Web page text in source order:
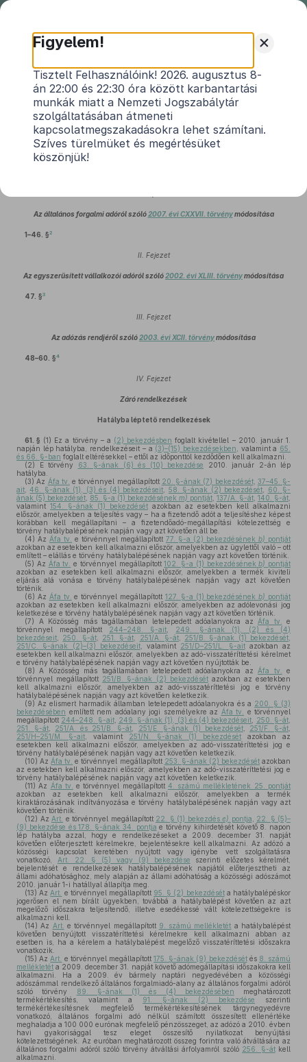
2009. évi CX. törvény
az európai közösségi jogharmonizációs
kötelezettségek teljesítését célzó egyes
adótörvények módosításáról
Hatályos: 2010. 01. 04. – 2016. 12. 31.
Az általános forgalmi adóról szóló2007. évi CXXVII. törvénymódosítása
1–46. §2
II. Fejezet
Az egyszerűsített vállalkozói adóról szóló2002. évi XLIII. törvénymódosítása
47. §3
III. Fejezet
Az adózás rendjéről szóló2003. évi XCII. törvénymódosítása
48–60. §4
IV. Fejezet
Záró rendelkezések
Hatályba léptető rendelkezések
61. § (1) Ez a törvény – a (2) bekezdésben foglalt kivétellel – 2010. január 1.
napján lép hatályba, rendelkezéseit – a (3)–(15) bekezdésekben , valamint a 65.
és 66. §-ban foglalt eltérésekkel – ettől az időponttól kezdődően kell alkalmazni.
(2) E törvény 63. §-ának (6) és (10) bekezdése 2010. január 2-án lép
hatályba.
(3) Az Áfa tv. e törvénnyel megállapított 20. §-ának (7) bekezdését, 37–45. §-
ait ,46. §-ának (1), (3) és (4) bekezdéseit 58. §-ának (2) bekezdését
60. §-
ának (5) bekezdését 85. §-a (1) bekezdésének m) pontját 137/A. §-át 140. §-át
valamint 154. §-ának (1) bekezdését azokban az esetekben kell alkalmazni
először, amelyekben a teljesítés vagy – ha a fizetendő adót a teljesítéshez képest
korábban kell megállapítani – a fizetendőadó-megállapítási kötelezettség e
törvény hatálybalépésének napján vagy azt követően áll be.
(4) Az Áfa tv. e törvénnyel megállapított 77. §-a (2) bekezdésének b) pontját
azokban az esetekben kell alkalmazni először, amelyekben az ügylettől való – ott
említett – elállás e törvény hatálybalépésének napján vagy azt követően történik.
(5) Az Áfa tv. e törvénnyel megállapított102. §-a (1) bekezdésénekb) pontját
azokban az esetekben kell alkalmazni először, amelyekben a termék kiviteli
eljárás alá vonása e törvény hatálybalépésének napján vagy azt követően
történik.
(6) Az Áfa tv. e törvénnyel megállapított 127. §-a (1) bekezdésénekb) pontját
azokban az esetekben kell alkalmazni először, amelyekben az adólevonási jog
keletkezése e törvény hatálybalépésének napján vagy azt követően történik.
(7) A Közösség más tagállamában letelepedett adóalanyokra az Áfa tv.
e
törvénnyel megállapított 244–248. §-ait
249. §-ának (1), (2) és (4)
bekezdéseit
250. §-át, 251. §-át 251/A. §-át, 251/B. §-ának (1) bekezdését
251/C. §-ának (2)–(3) bekezdéseit, valamint 251/D–251/L. §-aitazokban az
esetekben kell alkalmazni először, amelyekben az adó-visszatéríttetési kérelmet
e törvény hatálybalépésének napján vagy azt követően nyújtották be.
(8) A Közösség más tagállamában letelepedett adóalanyokra az Áfa tv.
e
törvénnyel megállapított 251/B. §-ának (2) bekezdésétazokban az esetekben
kell alkalmazni először, amelyekben az adó-visszatéríttetési jog e törvény
hatálybalépésének napján vagy azt követően keletkezik.
(9) Az elismert harmadik államban letelepedett adóalanyokra és a 200. § (3)
bekezdésében említett nem adóalany jogi személyekre az Áfa tv.
e törvénnyel
megállapított 244–248. §-ait, 249. §-ának (1), (3) és (4) bekezdéseit 250. §-át
251. §-át
251/A. és 251/B. §-át 251/E. §-ának (1) bekezdését, 251/F. §-át
251/H–251/M. §-ait , valamint 251/N. §-ának (1) bekezdését azokban az
esetekben kell alkalmazni először, amelyekben az adó-visszatéríttetési jog e
törvény hatálybalépésének napján vagy azt követően keletkezik.
(10) Az Áfa tv. e törvénnyel megállapított 253. §-ának (2) bekezdésétazokban
az esetekben kell alkalmazni először, amelyekben az adó-visszatéríttetési jog e
törvény hatálybalépésének napján vagy azt követően keletkezik.
(11) Az Áfa tv. e törvénnyel megállapított 4. számú mellékletének 25. pontját
azokban az esetekben kell alkalmazni először, amelyekben a termék
kiraktározásának indítványozása e törvény hatálybalépésének napján vagy azt
követően történik.
(12) Az Art. e törvénnyel megállapított 22. § (1) bekezdés e) pontja
22. § (5)–
(9) bekezdése és 178. §-ának 34. pontja e törvény kihirdetését követő 8. napon
lép hatályba azzal, hogy e rendelkezéseket a 2009. december 31. napját
követően előterjesztett kérelmekre, bejelentésekre kell alkalmazni. Az adózó a
közösségi kapcsolat keretében nyújtott vagy igénybe vett szolgáltatásra
vonatkozó, Art. 22. § (5) vagy (9) bekezdése szerinti előzetes kérelmét,
bejelentését e rendelkezések hatálybalépésének napjától előterjesztheti az
állami adóhatósághoz, mely alapján az állami adóhatóság a közösségi adószámot
2010. január 1-i hatállyal állapítja meg.
(13) Az Art. e törvénnyel megállapított 95. § (2) bekezdéséta hatálybalépéskor
jogerősen el nem bírált ügyekben, továbbá a hatálybalépést követően az azt
megelőző időszakra teljesítendő, illetve esedékessé vált kötelezettségekre is
alkalmazni kell.
(14) Az Art. e törvénnyel megállapított 9. számú mellékletét a hatálybalépést
követően benyújtott visszatéríttetési kérelmekre kell alkalmazni abban az
esetben is, ha a kérelem a hatálybalépést megelőző visszatéríttetési időszakra
vonatkozik.
(15) Az Art. e törvénnyel megállapított175. §-ának (9) bekezdésétés 8. számú
mellékletét a 2009. december 31. napját követő adómegállapítási időszakokra kell
alkalmazni. Ha a 2009. év bármely naptári negyedévében a közösségi
adószámmal rendelkező általános forgalmiadó-alany az általános forgalmi adóról
szóló törvény
89. §-ának (1) és (4) bekezdésében meghatározott
termékértékesítés, valamint a 91. §-ának (2) bekezdése szerinti
termékértékesítésnek megfelelő termékértékesítésének tárgynegyedévre
vonatkozó, általános forgalmi adó nélkül számított összesített ellenértéke
meghaladja a 100 000 eurónak megfelelő pénzösszeget, az adózó a 2010. évben
havi gyakorisággal tesz eleget összesítő nyilatkozat benyújtási
kötelezettségének. Az euróban meghatározott összeg forintra való átváltására az
általános forgalmi adóról szóló törvény átváltási árfolyamról szóló 256. §-átkell
alkalmazni.
+
Figyelem!
Tisztelt Felhasználóink! 2026. augusztus 8-
án 22:00 és 22:30 óra között karbantartási
munkák miatt a Nemzeti Jogszabálytár
szolgáltatásában átmeneti
kapcsolatmegszakadásokra lehet számítani.
Szíves türelmüket és megértésüket
köszönjük!